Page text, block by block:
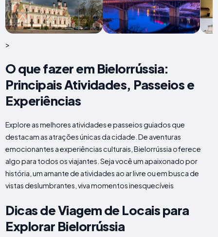
>
O que fazer em Bielorrússia:
Principais Atividades, Passeios e
Experiências
Explore as melhores atividades e passeios guiados que
destacam as atrações únicas da cidade. De aventuras
emocionantes a experiências culturais, Bielorrússia oferece
algo para todos os viajantes. Seja você um apaixonado por
história, um amante de atividades ao ar livre ou em busca de
vistas deslumbrantes, viva momentos inesquecíveis
Dicas de Viagem de Locais para
Explorar Bielorrússia